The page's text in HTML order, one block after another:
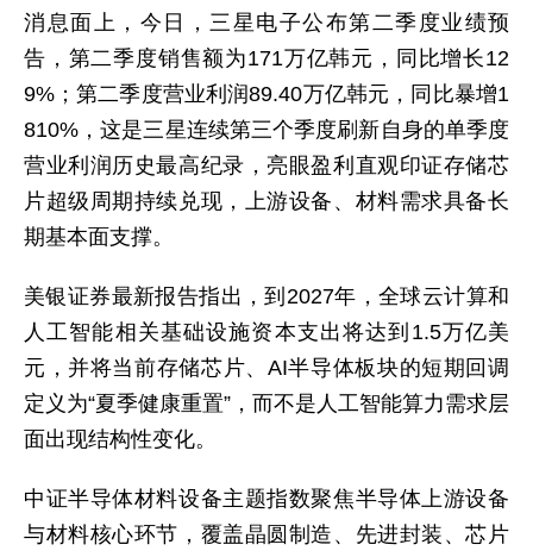
消息面上，今日，三星电子公布第二季度业绩预
告，第二季度销售额为171万亿韩元，同比增长12
9%；第二季度营业利润89.40万亿韩元，同比暴增1
810%，这是三星连续第三个季度刷新自身的单季度
营业利润历史最高纪录，亮眼盈利直观印证存储芯
片超级周期持续兑现，上游设备、材料需求具备长
期基本面支撑。
美银证券最新报告指出，到2027年，全球云计算和
人工智能相关基础设施资本支出将达到1.5万亿美
元，并将当前存储芯片、AI半导体板块的短期回调
定义为“夏季健康重置”，而不是人工智能算力需求层
面出现结构性变化。
中证半导体材料设备主题指数聚焦半导体上游设备
与材料核心环节，覆盖晶圆制造、先进封装、芯片